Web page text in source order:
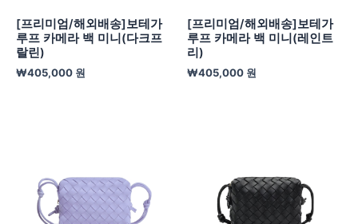
[프리미엄/해외배송]보테가
루프 카메라 백 미니(다크프
랄린)
₩405,000 원
[프리미엄/해외배송]보테가
루프 카메라 백 미니(레인트
리)
₩405,000 원